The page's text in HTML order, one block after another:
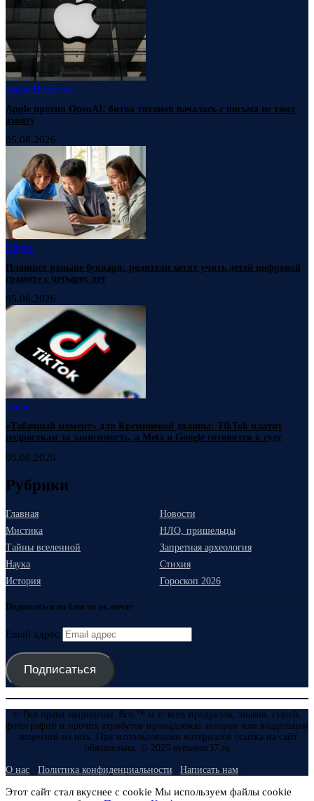
НаукаНовости
Apple против OpenAI: битва титанов началась с письма не тому
азиату
05.08.2026
Наука
Планшет раньше букваря: родители хотят учить детей цифровой
грамоте с четырех лет
05.08.2026
Наука
«Табачный момент» для Кремниевой долины: TikTok платит
подросткам за зависимость, а Meta и Google готовятся к суду
05.08.2026
Рубрики
Главная
Новости
Мистика
НЛО, пришельцы
Тайны вселенной
Запретная археология
Наука
Стихия
История
Гороскоп 2026
Подписаться на блог по эл. почте
Email адрес
Подписаться
© Все права защищены. Все ™ и © всех продуктов, знаков, статей,
фотографий и прочих атрибутов принадлежат авторам или владельцам
лицензий на них. При использовании материалов ссылка на сайт
обязательна. © 2025 evmenov37.ru
О нас Политика конфиденциальности Написать нам
Этот сайт стал вкуснее с cookie Мы используем файлы cookie